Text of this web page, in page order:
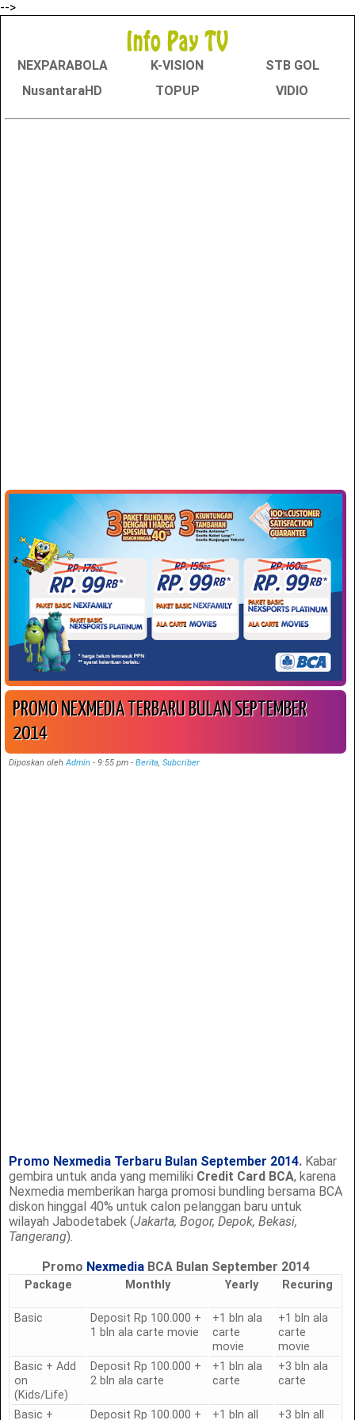
-->
NEXPARABOLA K-VISION
STB GOL
NusantaraHD
TOPUP VIDIO
PROMO NEXMEDIA TERBARU BULAN SEPTEMBER
2014
Diposkan olehAdmin - 9:55 pm- Berita,Subcriber
Promo Nexmedia Terbaru Bulan September 2014. Kabar
gembira untuk anda yang memiliki Credit Card BCA, karena
Nexmedia memberikan harga promosi bundling bersama BCA
diskon hinggal 40% untuk calon pelanggan baru untuk
wilayah Jabodetabek (Jakarta, Bogor, Depok, Bekasi,
Tangerang).
Promo NexmediaBCA Bulan September 2014
Package Monthly Yearly Recuring
Basic
Deposit Rp 100.000 +
1 bln ala carte movie
+1 bln ala
carte
movie
+1 bln ala
carte
movie
Basic + Add
on
(Kids/Life)
Deposit Rp 100.000 +
2 bln ala carte
+1 bln ala
carte
+3 bln ala
carte
Basic + Deposit Rp 100.000 + +1 bln all +3 bln all